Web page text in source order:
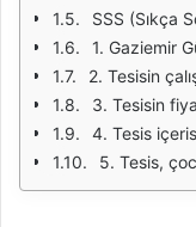
SSS (Sıkça
1. Gaziemir Gücü
2. Tesisin
3. Tesisin
4. Tesis
5. Tesis,